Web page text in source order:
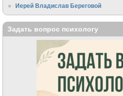
Иерей Владислав Береговой
Задать вопрос психологу